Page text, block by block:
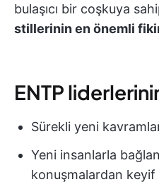
bulaşıcı bir coşkuya
stillerinin en önemli
ENTP
Sürekli yeni
Yeni insanlarla
konuşmalardan keyif